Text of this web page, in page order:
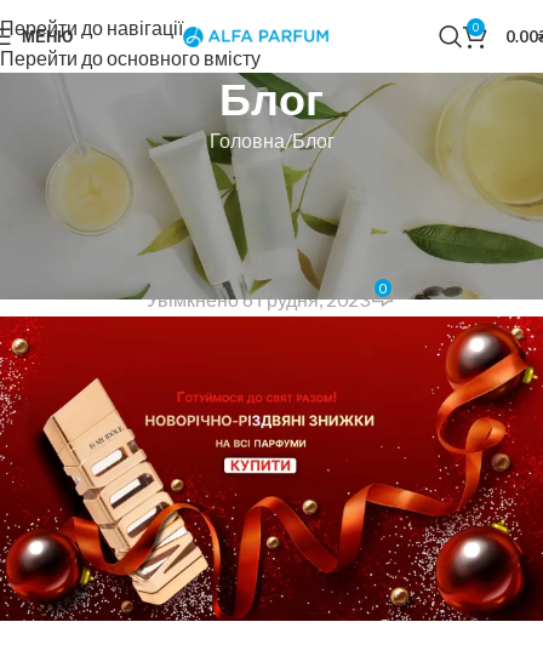
Перейти до навігації
Перейти до основного вмісту
МЕНЮ 0 0.00
Блог
Головна Блог
БЛОГ
Новорічно-різдвяний
розпродаж
Увімкнено 6 Грудня, 2023 0